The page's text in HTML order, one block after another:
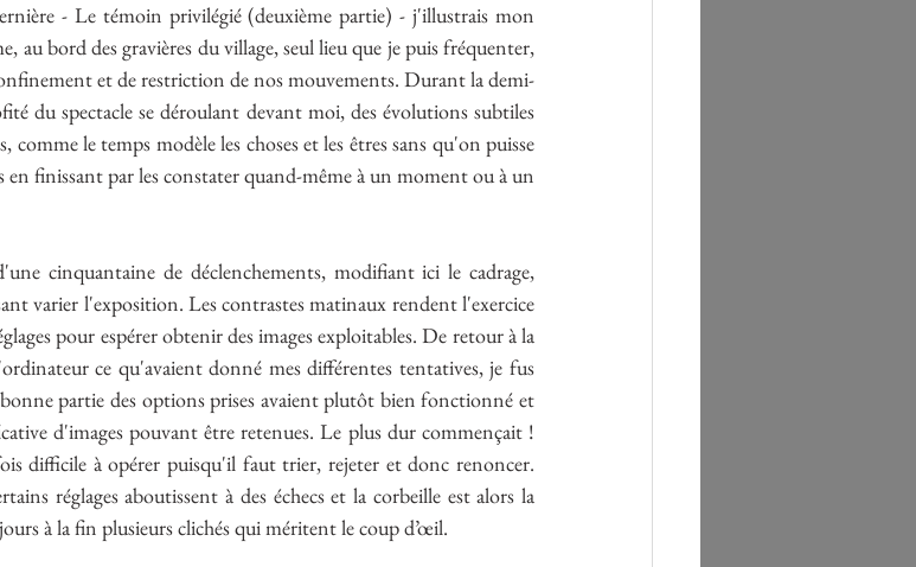
- Le témoin privilégié (deuxième partie) - j'illustrais mon
au bord des gravières du village, seul lieu que je puis fréquenter,
et de restriction de nos mouvements. Durant la demi-
du spectacle se déroulant devant moi, des évolutions subtiles
le temps modèle les choses et les êtres sans qu'on puisse
finissant par les constater quand-même à un moment ou à un
cinquantaine de déclenchements, modifiant ici le cadrage,
varier l'exposition. Les contrastes matinaux rendent l'exercice
pour espérer obtenir des images exploitables. De retour à la
ce qu'avaient donné mes différentes tentatives, je fus
partie des options prises avaient plutôt bien fonctionné et
d'images pouvant être retenues. Le plus dur commençait !
difficile à opérer puisqu'il faut trier, rejeter et donc renoncer.
réglages aboutissent à des échecs et la corbeille est alors la
à la fin plusieurs clichés qui méritent le coup d’œil.